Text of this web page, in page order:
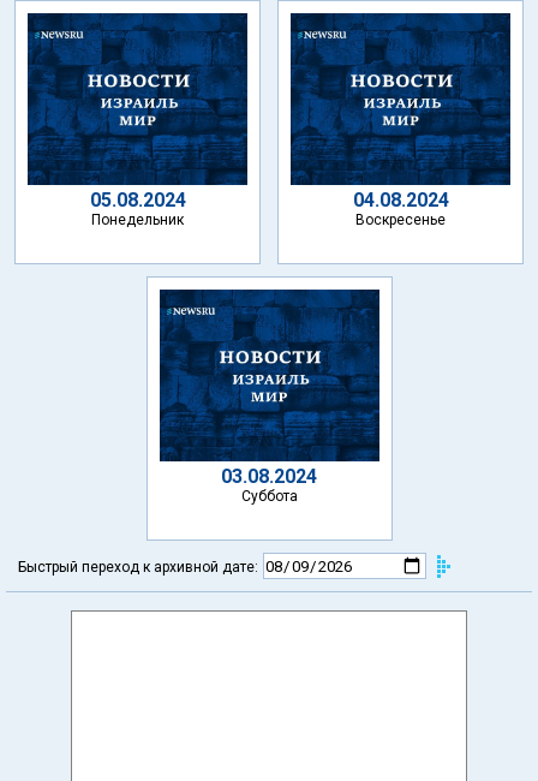
05.08.2024
Понедельник
04.08.2024
Воскресенье
03.08.2024
Суббота
Быстрый переход к архивной дате: